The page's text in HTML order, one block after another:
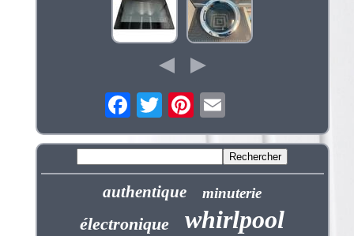
authentique minuterie
électronique whirlpool